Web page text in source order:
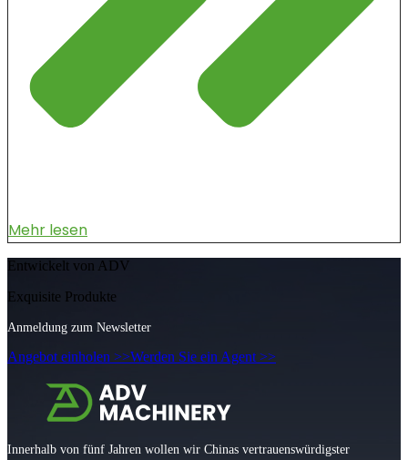
Mehr lesen
Entwickelt von ADV
Exquisite Produkte
Anmeldung zum Newsletter
Angebot einholen >>Werden Sie ein Agent >>
Innerhalb von fünf Jahren wollen wir Chinas vertrauenswürdigster